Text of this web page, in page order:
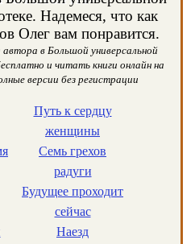
Надемеся, что как
Олег вам понравится.
в Большой универсальной
и читать книги онлайн на
версии без регистрации
Путь к сердцу
женщины
Семь грехов
радуги
Будущее проходит
сейчас
Наезд